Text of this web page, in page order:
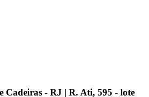
Cadeiras - RJ | R. Ati, 595 - lote